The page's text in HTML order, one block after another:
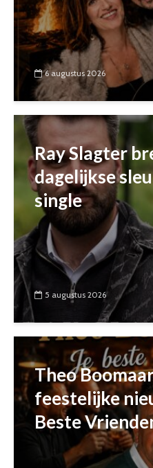
6 augustus 2026
Ray Slagter
dagelijkse
single
5 augustus 2026
Theo
feestelijke
Beste